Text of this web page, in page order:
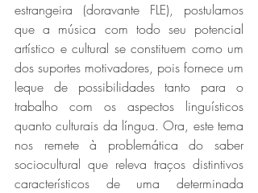
estrangeira (doravante FLE), postulamos
que a música com todo seu potencial
artístico e cultural se constituem como um
dos suportes motivadores, pois fornece um
leque de possibilidades tanto para o
trabalho com os aspectos linguísticos
quanto culturais da língua. Ora, este tema
nos remete à problemática do saber
sociocultural que releva traços distintivos
característicos de uma determinada